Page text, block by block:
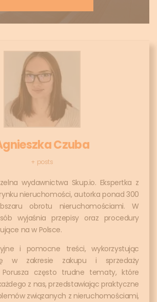
Czuba
+ posts
wydawnictwa Skup.io. Ekspertka z
nieruchomości, autorka ponad 300
obrotu nieruchomościami. W
wyjaśnia przepisy oraz procedury
na w Polsce.
i pomocne treści, wykorzystując
w zakresie zakupu i sprzedaży
Porusza często trudne tematy, które
z nas, przedstawiając praktyczne
związanych z nieruchomościami,